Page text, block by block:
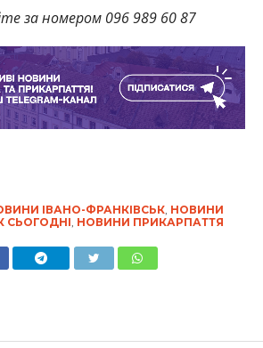
за номером 096 989 60 87
ІВАНО-ФРАНКІВСЬК, НОВИНИ
СЬОГОДНІ, НОВИНИ ПРИКАРПАТТЯ